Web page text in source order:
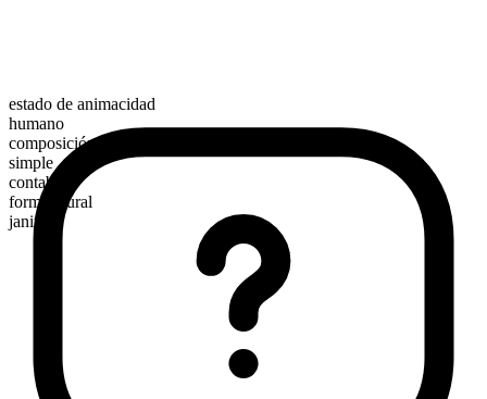
estado de animacidad
humano
composición morfológica
simple
contable
forma plural
janitors